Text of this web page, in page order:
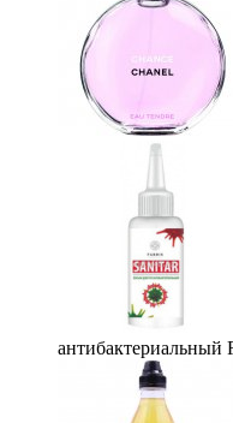
антибактериальный